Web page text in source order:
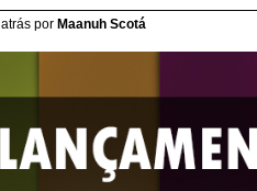
por Maanuh Scotá